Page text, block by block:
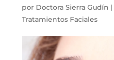
por Doctora Sierra Gudín |
Tratamientos Faciales